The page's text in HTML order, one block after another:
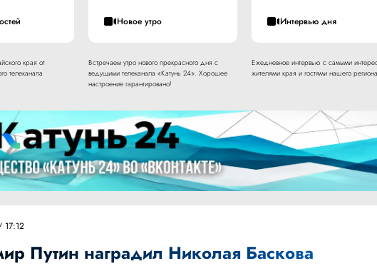
края от
телеканала
Новое утро
Встречаем утро нового прекрасного дня с
ведущими телеканала «Катунь 24». Хорошее
настроение гарантировано!
Интервью дня
Ежедневное интервью с самыми
жителями края и гостями нашего
17:12
Путин наградил Николая Баскова